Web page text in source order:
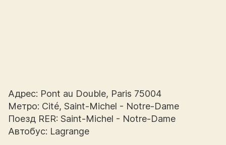
Адрес: Pont au Double, Paris 75004
Метро: Cité, Saint-Michel - Notre-Dame
Поезд RER: Saint-Michel - Notre-Dame
Автобус: Lagrange